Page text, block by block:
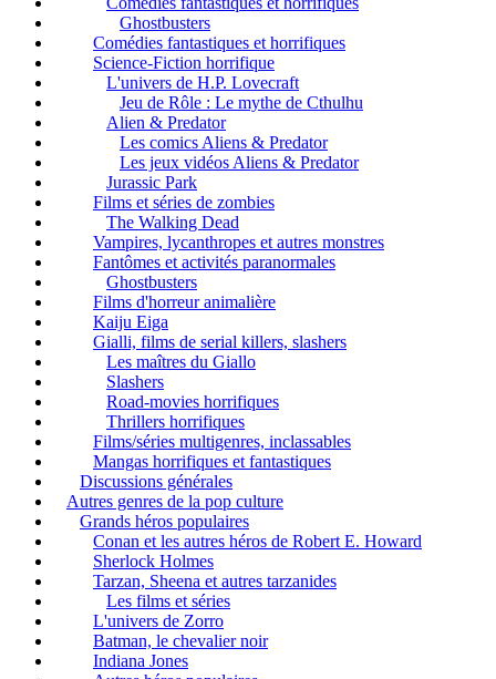
Ghostbusters
Comédies fantastiques et horrifiques
Science-Fiction horrifique
L'univers de H.P. Lovecraft
Jeu de Rôle : Le mythe de Cthulhu
Alien & Predator
Les comics Aliens & Predator
Les jeux vidéos Aliens & Predator
Jurassic Park
Films et séries de zombies
The Walking Dead
Vampires, lycanthropes et autres monstres
Fantômes et activités paranormales
Ghostbusters
Films d'horreur animalière
Kaiju Eiga
Gialli, films de serial killers, slashers
Les maîtres du Giallo
Slashers
Road-movies horrifiques
Thrillers horrifiques
Films/séries multigenres, inclassables
Mangas horrifiques et fantastiques
Discussions générales
Autres genres de la pop culture
Grands héros populaires
Conan et les autres héros de Robert E. Howard
Sherlock Holmes
Tarzan, Sheena et autres tarzanides
Les films et séries
L'univers de Zorro
Batman, le chevalier noir
Indiana Jones